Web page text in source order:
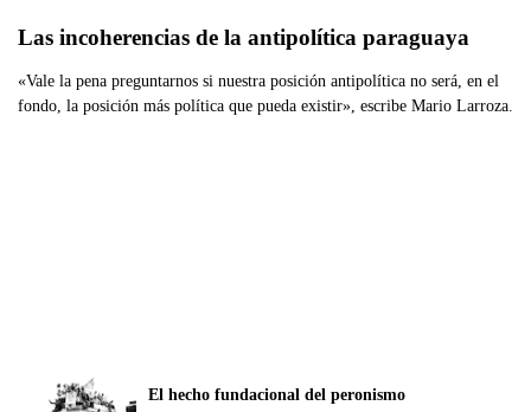
Las incoherencias de la antipolítica paraguaya
«Vale la pena preguntarnos si nuestra posición antipolítica no será, en el
fondo, la posición más política que pueda existir», escribe Mario Larroza.